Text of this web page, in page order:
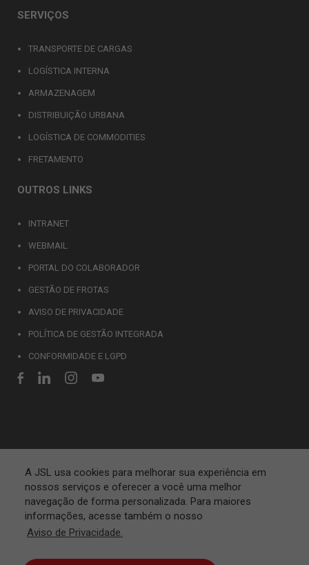
A JSL usa cookies para melhorar sua experiência em
nossos serviços e oferecer a você uma melhor
navegação de forma personalizada. Para maiores
informações, acesse também o nosso
Aviso de Privacidade.
SERVIÇOS
TRANSPORTE DE CARGAS
LOGÍSTICA INTERNA
ARMAZENAGEM
DISTRIBUIÇÃO URBANA
LOGÍSTICA DE COMMODITIES
FRETAMENTO
OUTROS LINKS
INTRANET
WEBMAIL
PORTAL DO COLABORADOR
GESTÃO DE FROTAS
AVISO DE PRIVACIDADE
POLÍTICA DE GESTÃO INTEGRADA
CONFORMIDADE E LGPD